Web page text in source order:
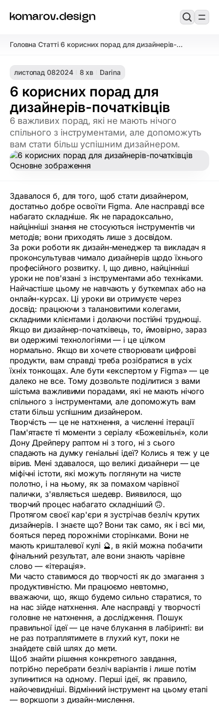
Головна/Статті/6 корисних порад для дизайнерів-
листопад 082024 8 хв Darina
6 корисних порад для
дизайнерів-початківців
6 важливих порад, які не мають нічого
спільного з інструментами, але допоможуть
вам стати більш успішним дизайнером.
Здавалося б, для того, щоб стати дизайнером,
достатньо добре освоїти Figma. Але насправді все
набагато складніше. Як не парадоксально,
найцінніші знання не стосуються інструментів чи
методів; вони приходять лише з досвідом.
За роки роботи як дизайн-менеджер та викладач я
проконсультував чимало дизайнерів щодо їхнього
професійного розвитку. І, що дивно, найцінніші
уроки не пов'язані з інструментами або техніками.
Найчастіше цьому не навчають у буткемпах або на
онлайн-курсах. Ці уроки ви отримуєте через
досвід: працюючи з талановитими колегами,
складними клієнтами і долаючи постійні труднощі.
Якщо ви дизайнер-початківець, то, ймовірно, зараз
ви одержимі технологіями — і це цілком
нормально. Якщо ви хочете створювати цифрові
продукти, вам справді треба розібратися в усіх
їхніх тонкощах. Але бути «експертом у Figma» — це
далеко не все. Тому дозвольте поділитися з вами
шістьма важливими порадами, які не мають нічого
спільного з інструментами, але допоможуть вам
стати більш успішним дизайнером.
Творчість — це не натхнення, а численні ітерації
Пам'ятаєте ті моменти з серіалу «Божевільні», коли
Дону Дрейперу раптом ні з того, ні з сього
спадають на думку геніальні ідеї? Колись я теж у це
вірив. Мені здавалося, що великі дизайнери — це
міфічні істоти, які можуть поглянути на чисте
полотно, і на ньому, як за помахом чарівної
палички, з'являється шедевр. Виявилося, що
творчий процес набагато складніший 🙃.
Протягом своєї кар'єри я зустрічав безліч крутих
дизайнерів. І знаєте що? Вони так само, як і всі ми,
бояться перед порожніми сторінками. Вони не
мають кришталевої кулі 🔮, в якій можна побачити
фінальний результат, але вони знають чарівне
слово — «ітерація».
Ми часто ставимося до творчості як до змагання з
продуктивністю. Ми працюємо невтомно,
вважаючи, що, якщо будемо сильно старатися, то
на нас зійде натхнення. Але насправді у творчості
головне не натхнення, а дослідження. Пошук
правильної ідеї — це наче блукання в лабіринті: ви
не раз потраплятимете в глухий кут, поки не
знайдете свій шлях до мети.
Щоб знайти рішення конкретного завдання,
потрібно перебрати безліч варіантів і лише потім
зупинитися на одному. Перші ідеї, як правило,
найочевидніші. Відмінний інструмент на цьому етапі
— воркшопи з дизайн-мислення.